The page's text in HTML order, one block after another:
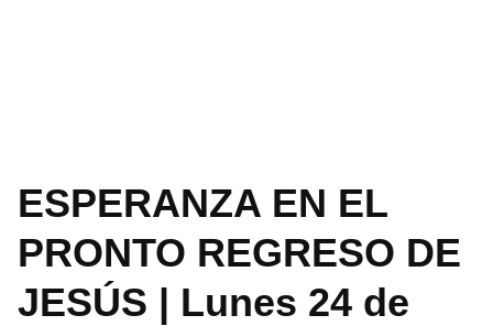
ESPERANZA EN EL
PRONTO REGRESO DE
JESÚS | Lunes 24 de